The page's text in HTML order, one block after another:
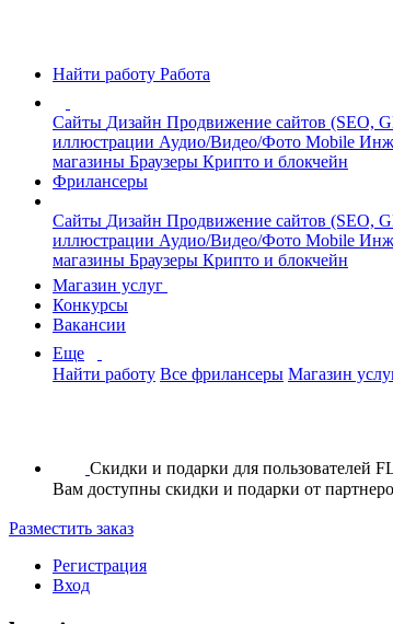
Найти работу Работа
Сайты Дизайн Продвижение сайтов (SEO,
иллюстрации Аудио/Видео/Фото Mobile
магазины Браузеры Крипто и блокчейн
Фрилансеры
Сайты Дизайн Продвижение сайтов (SEO,
иллюстрации Аудио/Видео/Фото Mobile
магазины Браузеры Крипто и блокчейн
Магазин услуг
Конкурсы
Вакансии
Еще
Найти работу Все фрилансеры Магазин
Скидки и подарки для пользователей
Вам доступны скидки и подарки от
Разместить заказ
Регистрация
Вход